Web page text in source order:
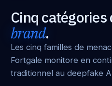
Cinq catégories
brand.
Les cinq familles de
Fortgale monitore en
traditionnel au deepfake